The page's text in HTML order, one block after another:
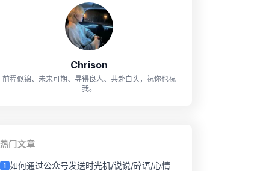
Chrison
前程似锦、未来可期、寻得良人、共赴白头，祝你也祝
我。
热门文章
1 如何通过公众号发送时光机/说说/碎语/心情